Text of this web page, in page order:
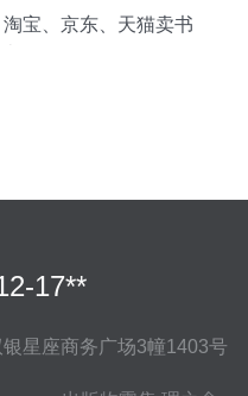
宝、京东、天猫卖书
17**
星座商务广场3幢1403号